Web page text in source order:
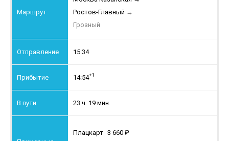
Ростов-Главный →
Грозный
15:34
14:54+1
23 ч. 19 мин.
Плацкарт 3 660